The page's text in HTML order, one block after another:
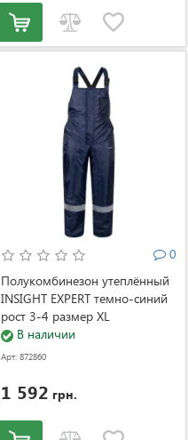
0
Полукомбинезон утеплённый
INSIGHT EXPERT темно-синий
рост 3-4 размер XL
(000081682)
В наличии
Арт: 872860
1 592 грн.